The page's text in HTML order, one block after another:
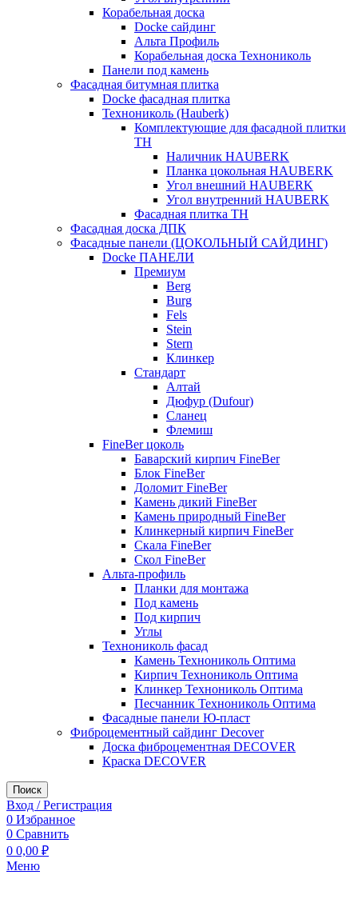
Корабельная доска
Docke сайдинг
Альта Профиль
Корабельная доска Технониколь
Панели под камень
Фасадная битумная плитка
Docke фасадная плитка
Технониколь (Hauberk)
Комплектующие для фасадной плитки
ТН
Наличник HAUBERK
Планка цокольная HAUBERK
Угол внешний HAUBERK
Угол внутренний HAUBERK
Фасадная плитка ТН
Фасадная доска ДПК
Фасадные панели (ЦОКОЛЬНЫЙ САЙДИНГ)
Docke ПАНЕЛИ
Премиум
Berg
Burg
Fels
Stein
Stern
Клинкер
Стандарт
Алтай
Дюфур (Dufour)
Сланец
Флемиш
FineBer цоколь
Баварский кирпич FineBer
Блок FineBer
Доломит FineBer
Камень дикий FineBer
Камень природный FineBer
Клинкерный кирпич FineBer
Скала FineBer
Скол FineBer
Альта-профиль
Планки для монтажа
Под камень
Под кирпич
Углы
Технониколь фасад
Камень Технониколь Оптима
Кирпич Технониколь Оптима
Клинкер Технониколь Оптима
Песчанник Технониколь Оптима
Фасадные панели Ю-пласт
Фиброцементный сайдинг Decover
Доска фиброцементная DECOVER
Краска DECOVER
Поиск
Вход / Регистрация
0 Избранное
0 Сравнить
0 0,00 ₽
Меню